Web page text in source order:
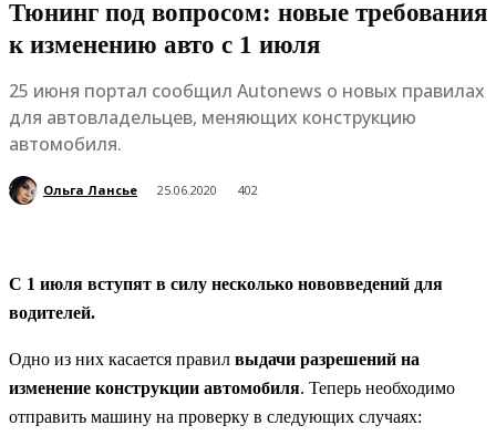
Тюнинг под вопросом: новые требования
к изменению авто с 1 июля
25 июня портал сообщил Autonews о новых правилах
для автовладельцев, меняющих конструкцию
автомобиля.
Ольга Лансье 25.06.2020 402
С 1 июля вступят в силу несколько нововведений для
водителей.
Одно из них касается правил выдачи разрешений на
изменение конструкции автомобиля. Теперь необходимо
отправить машину на проверку в следующих случаях: